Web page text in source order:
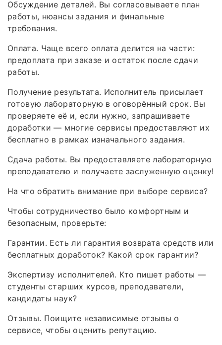
Обсуждение деталей. Вы согласовываете план
работы, нюансы задания и финальные
требования.
Оплата. Чаще всего оплата делится на части:
предоплата при заказе и остаток после сдачи
работы.
Получение результата. Исполнитель присылает
готовую лабораторную в оговорённый срок. Вы
проверяете её и, если нужно, запрашиваете
доработки — многие сервисы предоставляют их
бесплатно в рамках изначального задания.
Сдача работы. Вы предоставляете лабораторную
преподавателю и получаете заслуженную оценку!
На что обратить внимание при выборе сервиса?
Чтобы сотрудничество было комфортным и
безопасным, проверьте:
Гарантии. Есть ли гарантия возврата средств или
бесплатных доработок? Какой срок гарантии?
Экспертизу исполнителей. Кто пишет работы —
студенты старших курсов, преподаватели,
кандидаты наук?
Отзывы. Поищите независимые отзывы о
сервисе, чтобы оценить репутацию.